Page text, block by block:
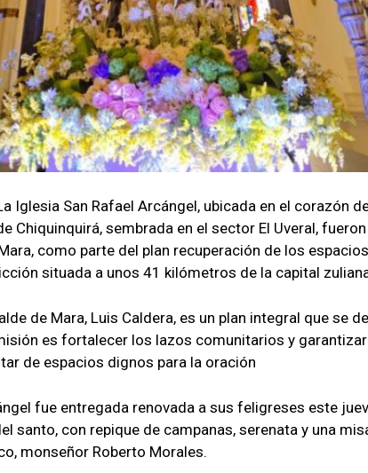
Iglesia San Rafael Arcángel, ubicada en el corazón
Chiquinquirá, sembrada en el sector El Uveral,
como parte del plan recuperación de los
situada a unos 41 kilómetros de la capital
de Mara, Luis Caldera, es un plan integral que se
es fortalecer los lazos comunitarios y
de espacios dignos para la oración
fue entregada renovada a sus feligreses este
santo, con repique de campanas, serenata y una
monseñor Roberto Morales.